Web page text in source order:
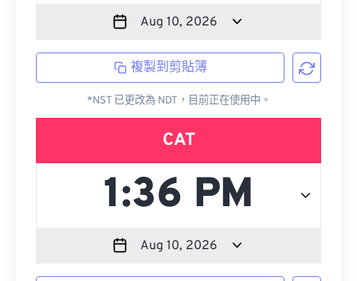
複製到剪貼簿
*NST 已更改為 NDT，目前正在使用中。
CAT